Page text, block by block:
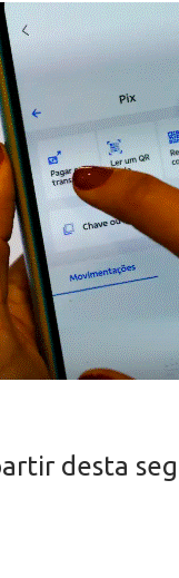
desta